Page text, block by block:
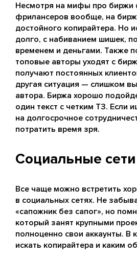
Несмотря на мифы про биржи
фрилансеров вообще, на
достойного копирайтера. Но
долго, с набиванием шишек,
временем и деньгами. Также
топовые авторы уходят с
получают постоянных
другая ситуация — слишком
автора. Биржа хорошо
один текст с четким ТЗ. Если
на долгосрочное
потратить время зря.
Социальные сети
Все чаще можно встретить
в социальных сетях. Не
«сапожник без сапог», но
который занят крупными
полноценно свои аккаунты. В
искать копирайтера и каким